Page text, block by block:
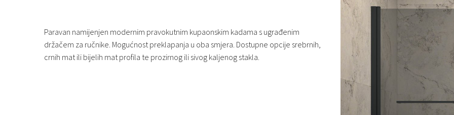
Paravan namijenjen modernim pravokutnim kupaonskim kadama s ugrađenim
držačem za ručnike. Mogućnost preklapanja u oba smjera. Dostupne opcije srebrnih,
crnih mat ili bijelih mat profila te prozirnog ili sivog kaljenog stakla.